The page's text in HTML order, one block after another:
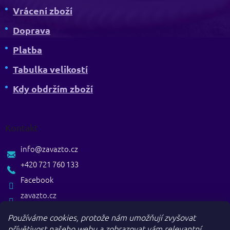
Používáme cookies, protože nám umožňují zvyšovat
Vrácení zboží
Doprava
Platba
Tabulka velikostí
Kdy obdržím zboží
Kontakt
zavazto.cz
info@zavazto.cz
+420 721 760 133
Facebook